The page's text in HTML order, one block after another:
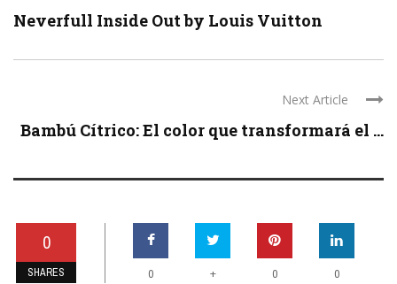
Neverfull Inside Out by Louis Vuitton
Next Article
Bambú Cítrico: El color que transformará el ...
0
SHARES 0 + 0 0